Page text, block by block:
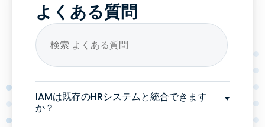
よくある質問
IAMは既存のHRシステムと統合できます
か？